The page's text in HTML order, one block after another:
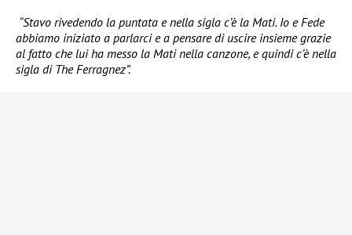
“Stavo rivedendo la puntata e nella sigla c’è la Mati. Io e Fede
abbiamo iniziato a parlarci e a pensare di uscire insieme grazie
al fatto che lui ha messo la Mati nella canzone, e quindi c’è nella
sigla di The Ferragnez”.